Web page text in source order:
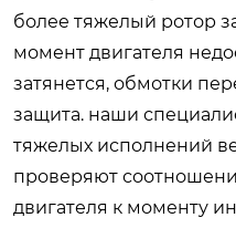
более тяжелый ротор
момент двигателя
затянется, обмотки
защита. наши
тяжелых исполнений
проверяют
двигателя к моменту